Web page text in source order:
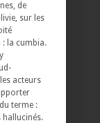
de
sur les
: la cumbia.
acteurs
terme :
hallucinés.